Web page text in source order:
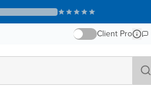
Client Pro